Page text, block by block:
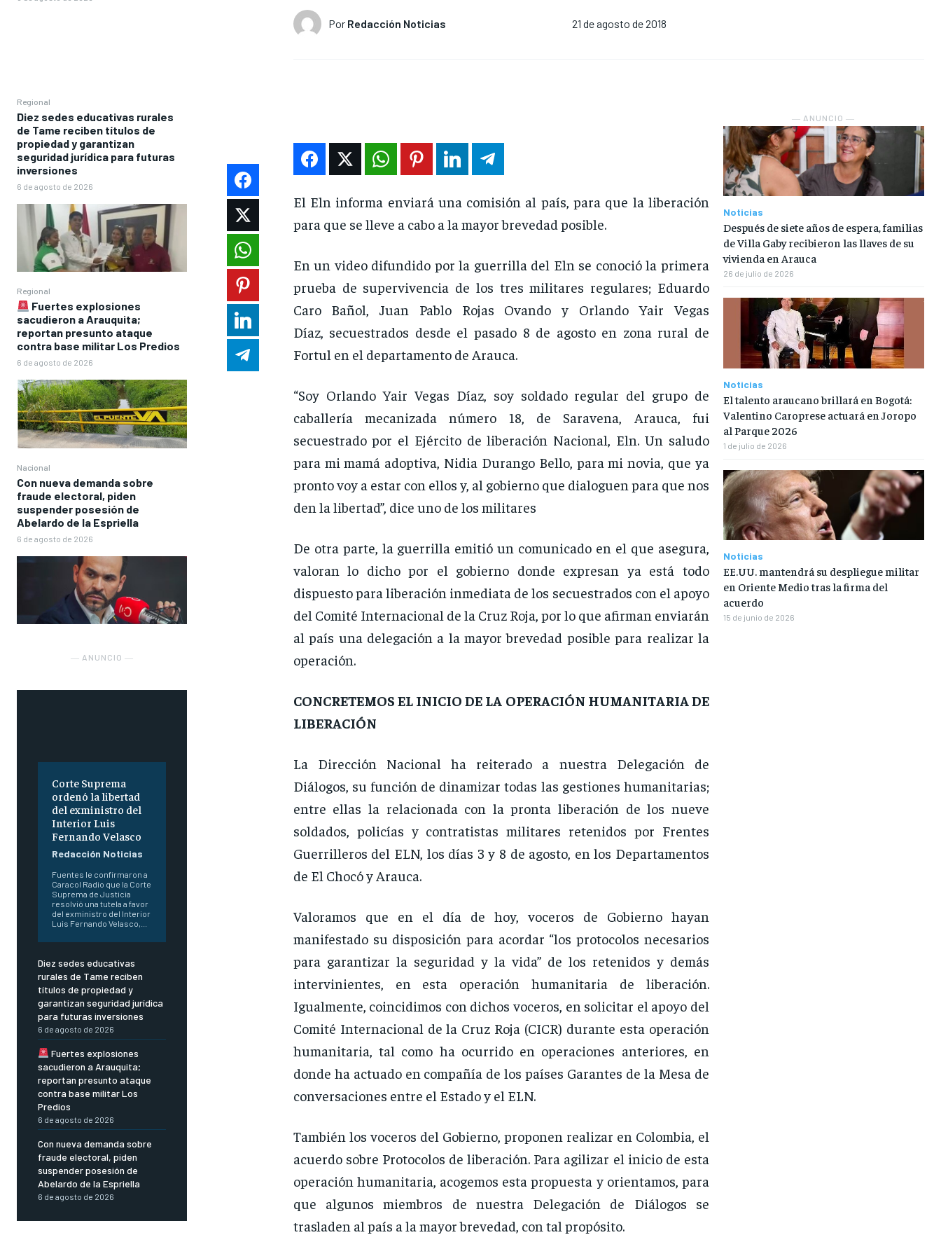
Regional
Diez sedes educativas rurales
de Tame reciben títulos de
propiedad y garantizan
seguridad jurídica para futuras
inversiones
6 de agosto de 2026
Regional
Fuertes explosiones
sacudieron a Arauquita;
reportan presunto ataque
contra base militar Los Predios
6 de agosto de 2026
Nacional
Con nueva demanda sobre
fraude electoral, piden
suspender posesión de
Abelardo de la Espriella
6 de agosto de 2026
― ANUNCIO ―
Corte Suprema
ordenó la libertad
del exministro del
Interior Luis
Fernando Velasco
Redacción Noticias
Fuentes le confirmaron a
Caracol Radio que la Corte
Suprema de Justicia
resolvió una tutela a favor
del exministro del Interior
Luis Fernando Velasco,...
Diez sedes educativas
rurales de Tame reciben
títulos de propiedad y
garantizan seguridad jurídica
para futuras inversiones
6 de agosto de 2026
Fuertes explosiones
sacudieron a Arauquita;
reportan presunto ataque
contra base militar Los
Predios
6 de agosto de 2026
Con nueva demanda sobre
fraude electoral, piden
suspender posesión de
Abelardo de la Espriella
6 de agosto de 2026
Por Redacción Noticias 21 de agosto de 2018
El Eln informa enviará una comisión al país, para que la liberación
para que se lleve a cabo a la mayor brevedad posible.
En un video difundido por la guerrilla del Eln se conoció la primera
prueba de supervivencia de los tres militares regulares; Eduardo
Caro Bañol, Juan Pablo Rojas Ovando y Orlando Yair Vegas
Díaz, secuestrados desde el pasado 8 de agosto en zona rural de
Fortul en el departamento de Arauca.
“Soy Orlando Yair Vegas Díaz, soy soldado regular del grupo de
caballería mecanizada número 18, de Saravena, Arauca, fui
secuestrado por el Ejército de liberación Nacional, Eln. Un saludo
para mi mamá adoptiva, Nidia Durango Bello, para mi novia, que ya
pronto voy a estar con ellos y, al gobierno que dialoguen para que nos
den la libertad”, dice uno de los militares
De otra parte, la guerrilla emitió un comunicado en el que asegura,
valoran lo dicho por el gobierno donde expresan ya está todo
dispuesto para liberación inmediata de los secuestrados con el apoyo
del Comité Internacional de la Cruz Roja, por lo que afirman enviarán
al país una delegación a la mayor brevedad posible para realizar la
operación.
CONCRETEMOS EL INICIO DE LA OPERACIÓN HUMANITARIA DE
LIBERACIÓN
La Dirección Nacional ha reiterado a nuestra Delegación de
Diálogos, su función de dinamizar todas las gestiones humanitarias;
entre ellas la relacionada con la pronta liberación de los nueve
soldados, policías y contratistas militares retenidos por Frentes
Guerrilleros del ELN, los días 3 y 8 de agosto, en los Departamentos
de El Chocó y Arauca.
Valoramos que en el día de hoy, voceros de Gobierno hayan
manifestado su disposición para acordar “los protocolos necesarios
para garantizar la seguridad y la vida” de los retenidos y demás
intervinientes, en esta operación humanitaria de liberación.
Igualmente, coincidimos con dichos voceros, en solicitar el apoyo del
Comité Internacional de la Cruz Roja (CICR) durante esta operación
humanitaria, tal como ha ocurrido en operaciones anteriores, en
donde ha actuado en compañía de los países Garantes de la Mesa de
conversaciones entre el Estado y el ELN.
También los voceros del Gobierno, proponen realizar en Colombia, el
acuerdo sobre Protocolos de liberación. Para agilizar el inicio de esta
operación humanitaria, acogemos esta propuesta y orientamos, para
que algunos miembros de nuestra Delegación de Diálogos se
trasladen al país a la mayor brevedad, con tal propósito.
― ANUNCIO ―
Noticias
Después de siete años de espera, familias
de Villa Gaby recibieron las llaves de su
vivienda en Arauca
26 de julio de 2026
Noticias
El talento araucano brillará en Bogotá:
Valentino Caroprese actuará en Joropo
al Parque 2026
1 de julio de 2026
Noticias
EE.UU. mantendrá su despliegue militar
en Oriente Medio tras la firma del
acuerdo
15 de junio de 2026